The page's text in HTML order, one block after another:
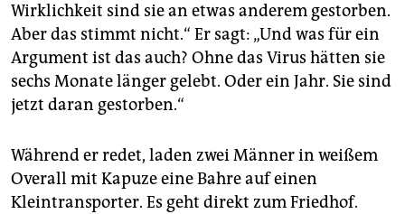
Wirklichkeit sind sie an etwas anderem gestorben.
Aber das stimmt nicht.“ Er sagt: „Und was für ein
Argument ist das auch? Ohne das Virus hätten sie
sechs Monate länger gelebt. Oder ein Jahr. Sie sind
jetzt daran gestorben.“
Während er redet, laden zwei Männer in weißem
Overall mit Kapuze eine Bahre auf einen
Kleintransporter. Es geht direkt zum Friedhof.